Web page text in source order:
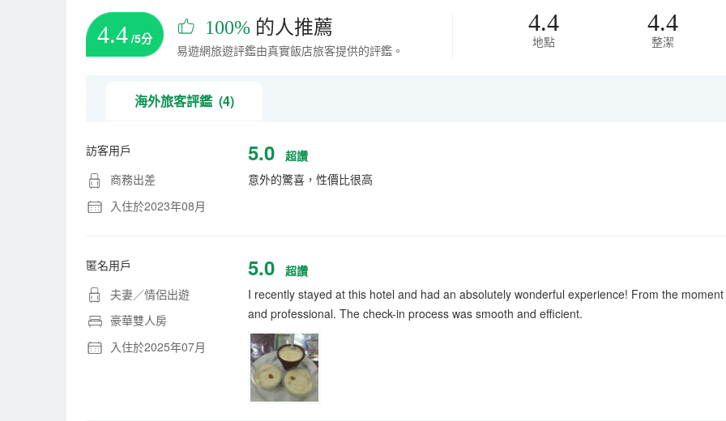
4.4 /5分 100% 的人推薦
易遊網旅遊評鑑由真實飯店旅客提供的評鑑。
4.4
地點
4.4
整潔
海外旅客評鑑 (4)
訪客用戶
商務出差
入住於2023年08月
5.0
超讚
意外的驚喜，性價比很高
匿名用戶
夫妻／情侶出遊
豪華雙人房
入住於2025年07月
5.0
超讚
I recently stayed at this hotel and had an absolutely wonderful experience! From the
and professional. The check-in process was smooth and efficient.